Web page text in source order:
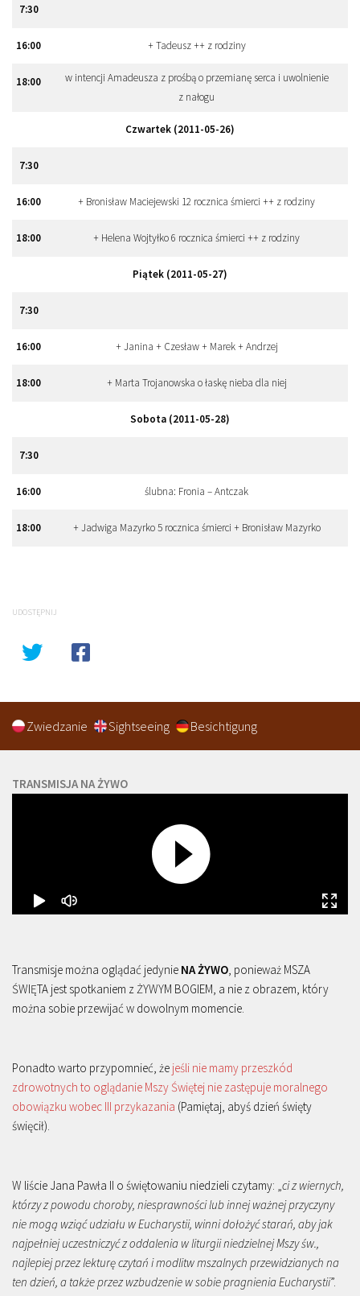
7:30
16:00 + Tadeusz ++ z rodziny
18:00
w intencji Amadeusza z prośbą o przemianę serca i uwolnienie
z nałogu
Czwartek (2011-05-26)
7:30
16:00 + Bronisław Maciejewski 12 rocznica śmierci ++ z rodziny
18:00 + Helena Wojtyłko 6 rocznica śmierci ++ z rodziny
Piątek (2011-05-27)
7:30
16:00 + Janina + Czesław + Marek + Andrzej
18:00 + Marta Trojanowska o łaskę nieba dla niej
Sobota (2011-05-28)
7:30
16:00 ślubna: Fronia – Antczak
18:00 + Jadwiga Mazyrko 5 rocznica śmierci + Bronisław Mazyrko
UDOSTĘPNIJ
Zwiedzanie Sightseeing Besichtigung
TRANSMISJA NA ŻYWO
Transmisje można oglądać jedynie NA ŻYWO , ponieważ MSZA
ŚWIĘTA jest spotkaniem z ŻYWYM BOGIEM, a nie z obrazem, który
można sobie przewijać w dowolnym momencie.
Ponadto warto przypomnieć, że jeśli nie mamy przeszkód
zdrowotnych to oglądanie Mszy Świętej nie zastępuje moralnego
obowiązku wobec III przykazania (Pamiętaj, abyś dzień święty
święcił).
W liście Jana Pawła II o świętowaniu niedzieli czytamy: „ ci z wiernych,
którzy z powodu choroby, niesprawności lub innej ważnej przyczyny
nie mogą wziąć udziału w Eucharystii, winni dołożyć starań, aby jak
najpełniej uczestniczyć z oddalenia w liturgii niedzielnej Mszy św.,
najlepiej przez lekturę czytań i modlitw mszalnych przewidzianych na
ten dzień, a także przez wzbudzenie w sobie pragnienia Eucharystii”.